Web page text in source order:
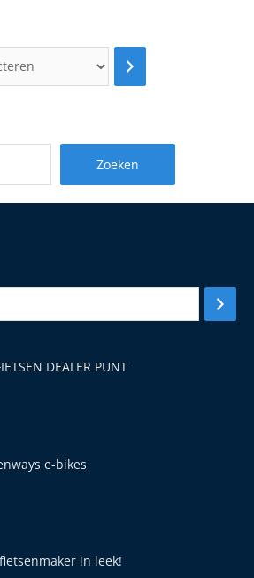
Zoeken
DEALER PUNT
e-bikes
in leek!